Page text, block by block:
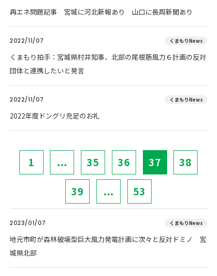
再エネ問題記事 宮城に河北新報あり 山口に長周新聞あり
2022/11/07 くまもりNews
くまもり拍手：宮城県村井知事、北部の尾根筋風力６計画の反対
団体と連携したいと発言
2022/11/07 くまもりNews
2022年度ドングリ充足のお礼
1 ... 35 36 37 38
39 ... 53
2023/01/07 くまもりNews
地元市町が森林破壊型巨大風力発電計画に次々と反対ドミノ 宮
城県北部